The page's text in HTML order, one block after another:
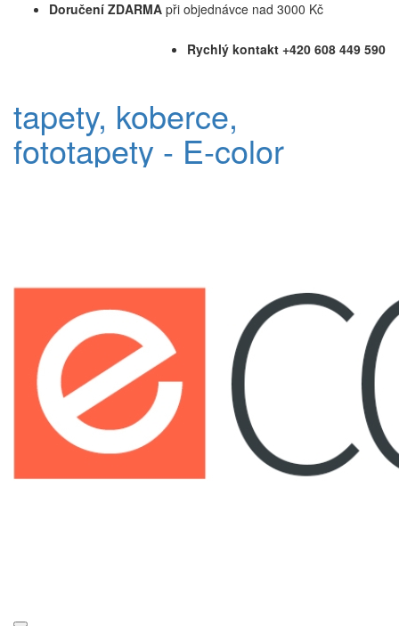
Doručení ZDARMA při objednávce nad 3000 Kč
Rychlý kontakt +420 608 449 590
tapety, koberce,
fototapety - E-color